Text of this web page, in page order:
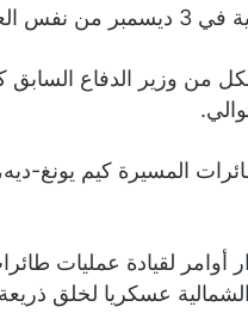
العام.
بالسجن 30 عاما و15 عاما لكل من
أوامر لقيادة عمليات